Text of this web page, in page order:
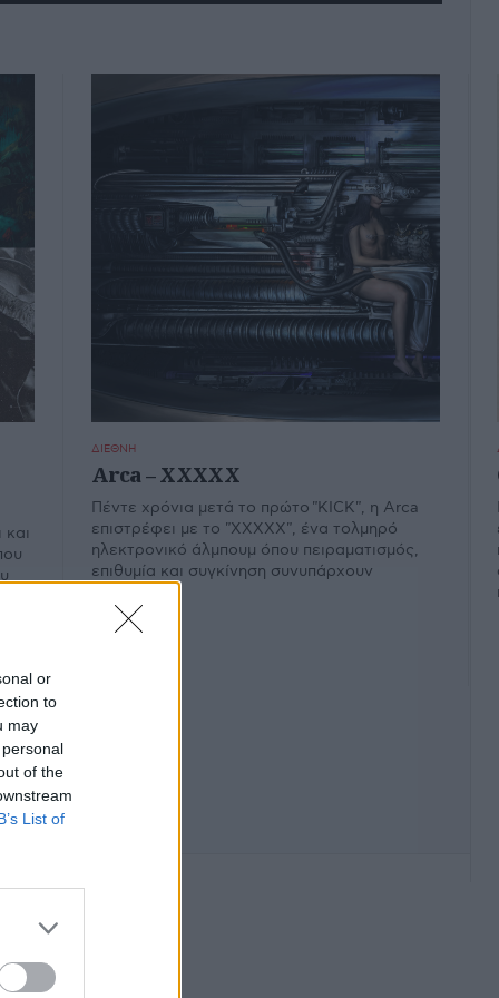
or
to
may
of the
List of
ΔΙΕΘΝΗ
Arca – XXXXX
Πέντε χρόνια μετά το πρώτο "KICK", η Arca
επιστρέφει με το "XXXXX", ένα τολμηρό
ηλεκτρονικό άλμπουμ όπου πειραματισμός,
επιθυμία και συγκίνηση συνυπάρχουν
#